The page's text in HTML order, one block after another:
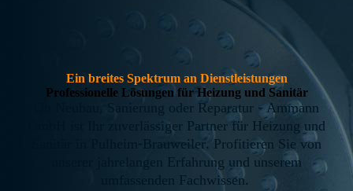
Ein breites Spektrum an Dienstleistungen
Professionelle Lösungen für Heizung und Sanitär
Ob Neubau, Sanierung oder Reparatur - Ammann
GmbH ist Ihr zuverlässiger Partner für Heizung und
Sanitär in Pulheim-Brauweiler. Profitieren Sie von
unserer jahrelangen Erfahrung und unserem
umfassenden Fachwissen.